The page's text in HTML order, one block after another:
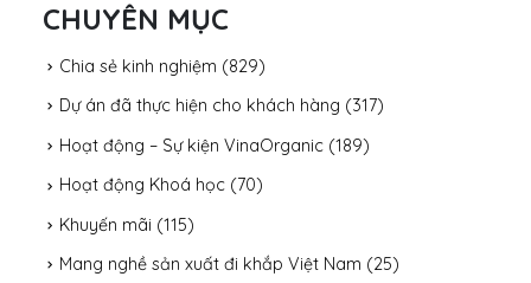
CHUYÊN MỤC
Chia sẻ kinh nghiệm (829)
Dự án đã thực hiện cho khách hàng (317)
Hoạt động – Sự kiện VinaOrganic (189)
Hoạt động Khoá học (70)
Khuyến mãi (115)
Mang nghề sản xuất đi khắp Việt Nam (25)